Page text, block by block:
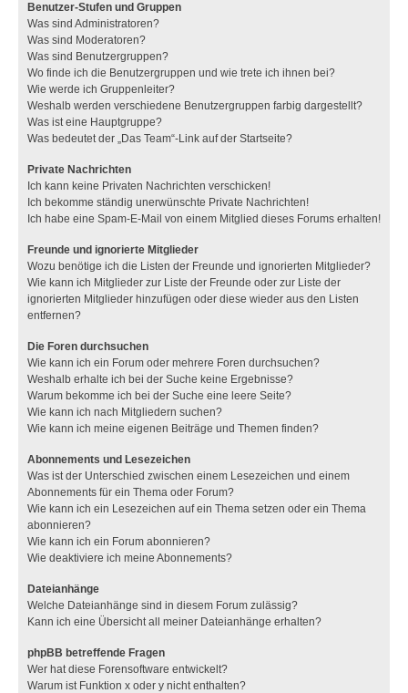
Benutzer-Stufen und Gruppen
Was sind Administratoren?
Was sind Moderatoren?
Was sind Benutzergruppen?
Wo finde ich die Benutzergruppen und wie trete ich ihnen bei?
Wie werde ich Gruppenleiter?
Weshalb werden verschiedene Benutzergruppen farbig dargestellt?
Was ist eine Hauptgruppe?
Was bedeutet der „Das Team“-Link auf der Startseite?
Private Nachrichten
Ich kann keine Privaten Nachrichten verschicken!
Ich bekomme ständig unerwünschte Private Nachrichten!
Ich habe eine Spam-E-Mail von einem Mitglied dieses Forums erhalten!
Freunde und ignorierte Mitglieder
Wozu benötige ich die Listen der Freunde und ignorierten Mitglieder?
Wie kann ich Mitglieder zur Liste der Freunde oder zur Liste der
ignorierten Mitglieder hinzufügen oder diese wieder aus den Listen
entfernen?
Die Foren durchsuchen
Wie kann ich ein Forum oder mehrere Foren durchsuchen?
Weshalb erhalte ich bei der Suche keine Ergebnisse?
Warum bekomme ich bei der Suche eine leere Seite?
Wie kann ich nach Mitgliedern suchen?
Wie kann ich meine eigenen Beiträge und Themen finden?
Abonnements und Lesezeichen
Was ist der Unterschied zwischen einem Lesezeichen und einem
Abonnements für ein Thema oder Forum?
Wie kann ich ein Lesezeichen auf ein Thema setzen oder ein Thema
abonnieren?
Wie kann ich ein Forum abonnieren?
Wie deaktiviere ich meine Abonnements?
Dateianhänge
Welche Dateianhänge sind in diesem Forum zulässig?
Kann ich eine Übersicht all meiner Dateianhänge erhalten?
phpBB betreffende Fragen
Wer hat diese Forensoftware entwickelt?
Warum ist Funktion x oder y nicht enthalten?